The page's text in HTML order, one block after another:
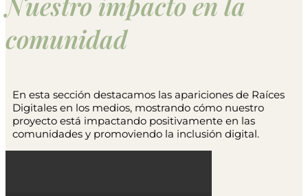
comunidad
En esta sección destacamos las apariciones de Raíces
Digitales en los medios, mostrando cómo nuestro
proyecto está impactando positivamente en las
comunidades y promoviendo la inclusión digital.